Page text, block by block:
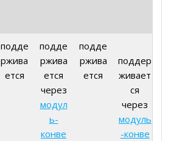
подде
ржива
ется
подде
ржива
ется
через
модул
ь-
конве
подде
ржива
ется
поддер
живает
ся
через
модуль
-конве